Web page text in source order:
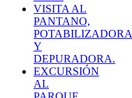
VISITA AL
PANTANO,
POTABILIZADORA
Y
DEPURADORA.
EXCURSIÓN
AL